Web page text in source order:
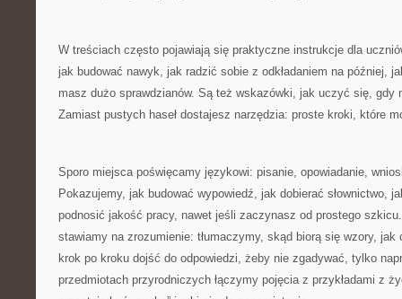
W treściach często pojawiają się praktyczne instrukcje dla
jak budować nawyk, jak radzić sobie z odkładaniem na później,
masz dużo sprawdzianów. Są też wskazówki, jak uczyć się, gdy
Zamiast pustych haseł dostajesz narzędzia: proste kroki, które
Sporo miejsca poświęcamy językowi: pisanie, opowiadanie,
Pokazujemy, jak budować wypowiedź, jak dobierać słownictwo,
podnosić jakość pracy, nawet jeśli zaczynasz od prostego
stawiamy na zrozumienie: tłumaczymy, skąd biorą się wzory,
krok po kroku dojść do odpowiedzi, żeby nie zgadywać, tylko
przedmiotach przyrodniczych łączymy pojęcia z przykładami z